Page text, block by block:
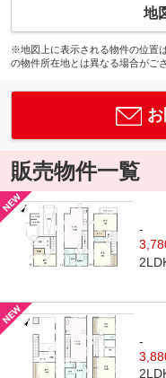
地
※地図上に表示される物件の位置
の物件所在地とは異なる場合がご
販売物件一覧
-
-